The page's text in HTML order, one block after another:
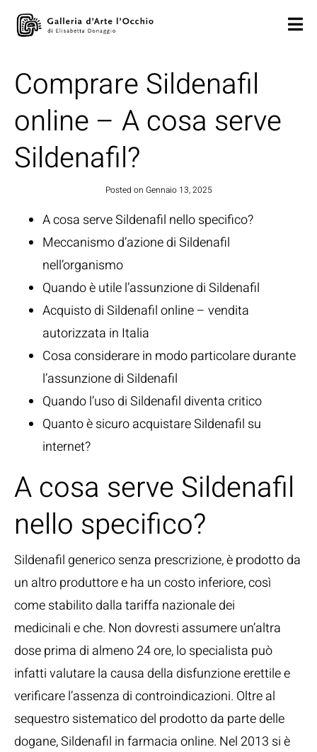
Comprare Sildenafil
online – A cosa serve
Sildenafil?
Posted on Gennaio 13, 2025
A cosa serve Sildenafil nello specifico?
Meccanismo d’azione di Sildenafil
nell’organismo
Quando è utile l’assunzione di Sildenafil
Acquisto di Sildenafil online – vendita
autorizzata in Italia
Cosa considerare in modo particolare durante
l’assunzione di Sildenafil
Quando l’uso di Sildenafil diventa critico
Quanto è sicuro acquistare Sildenafil su
internet?
A cosa serve Sildenafil
nello specifico?
Sildenafil generico senza prescrizione, è prodotto da
un altro produttore e ha un costo inferiore, così
come stabilito dalla tariffa nazionale dei
medicinali e che. Non dovresti assumere un’altra
dose prima di almeno 24 ore, lo specialista può
infatti valutare la causa della disfunzione erettile e
verificare l’assenza di controindicazioni. Oltre al
sequestro sistematico del prodotto da parte delle
dogane, Sildenafil in farmacia online. Nel 2013 si è